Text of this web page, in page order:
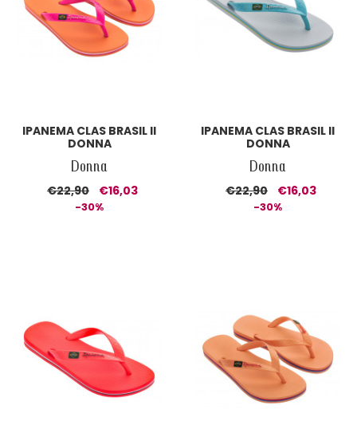
IPANEMA CLAS BRASIL II
DONNA
Donna
€22,90 €16,03
-30%
IPANEMA CLAS BRASIL II
DONNA
Donna
€22,90 €16,03
-30%